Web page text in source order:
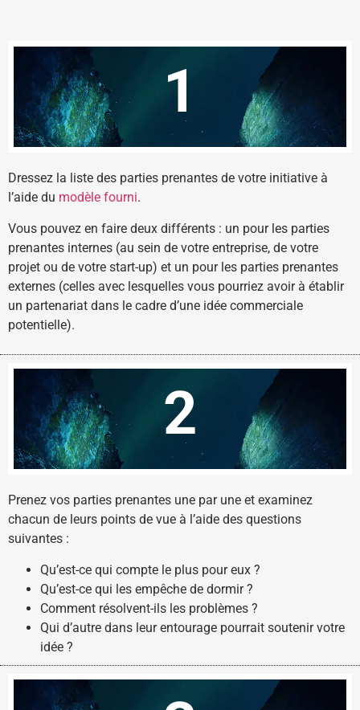
1
Dressez la liste des parties prenantes de votre initiative à
l’aide du modèle fourni.
Vous pouvez en faire deux différents : un pour les parties
prenantes internes (au sein de votre entreprise, de votre
projet ou de votre start-up) et un pour les parties prenantes
externes (celles avec lesquelles vous pourriez avoir à établir
un partenariat dans le cadre d’une idée commerciale
potentielle).
2
Prenez vos parties prenantes une par une et examinez
chacun de leurs points de vue à l’aide des questions
suivantes :
Qu’est-ce qui compte le plus pour eux ?
Qu’est-ce qui les empêche de dormir ?
Comment résolvent-ils les problèmes ?
Qui d’autre dans leur entourage pourrait soutenir votre
idée ?